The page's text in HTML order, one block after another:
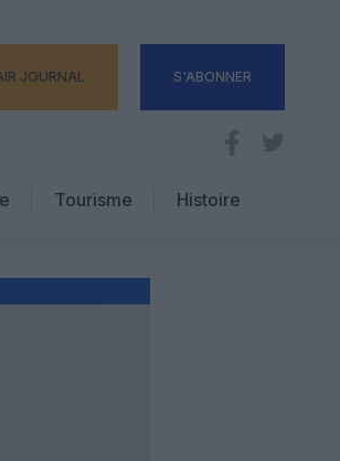
JOURNAL S'ABONNER
Tourisme
Hôtellerie
Histoire